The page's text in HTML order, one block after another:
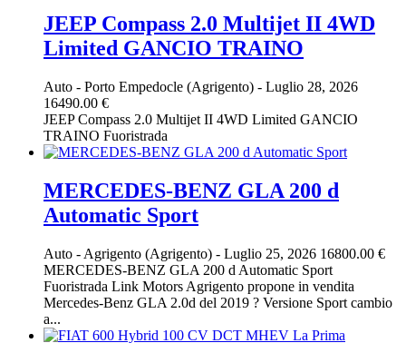
JEEP Compass 2.0 Multijet II 4WD
Limited GANCIO TRAINO
Auto - Porto Empedocle (Agrigento) - Luglio 28, 2026
16490.00 €
JEEP Compass 2.0 Multijet II 4WD Limited GANCIO
TRAINO Fuoristrada
MERCEDES-BENZ GLA 200 d
Automatic Sport
Auto - Agrigento (Agrigento) - Luglio 25, 2026 16800.00 €
MERCEDES-BENZ GLA 200 d Automatic Sport
Fuoristrada Link Motors Agrigento propone in vendita
Mercedes-Benz GLA 2.0d del 2019 ? Versione Sport cambio
a...